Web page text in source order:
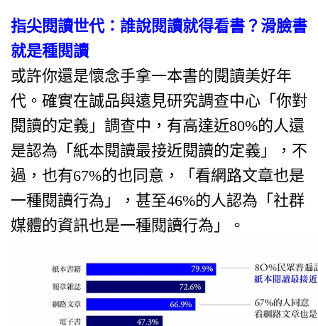
指尖閱讀世代：誰說閱讀就得看書？滑臉書
就是種閱讀
或許你還是懷念手拿一本書的閱讀美好年
代。確實在誠品與遠見研究調查中心「你對
閱讀的定義」調查中，有高達近80%的人還
是認為「紙本閱讀最接近閱讀的定義」，不
過，也有67%的也同意，「看網路文章也是
一種閱讀行為」，甚至46%的人認為「社群
媒體的資訊也是一種閱讀行為」。